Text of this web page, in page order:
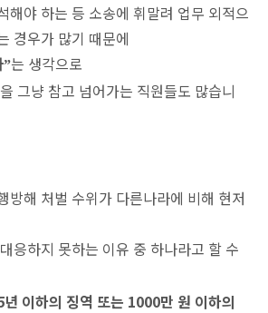
해야 하는 등 소송에 휘말려 업무 외적으
경우가 많기 때문에
”는 생각으로
그냥 참고 넘어가는 직원들도 많습니
방해 처벌 수위가 다른나라에 비해 현저
응하지 못하는 이유 중 하나라고 할 수
년 이하의 징역 또는 1000만 원 이하의